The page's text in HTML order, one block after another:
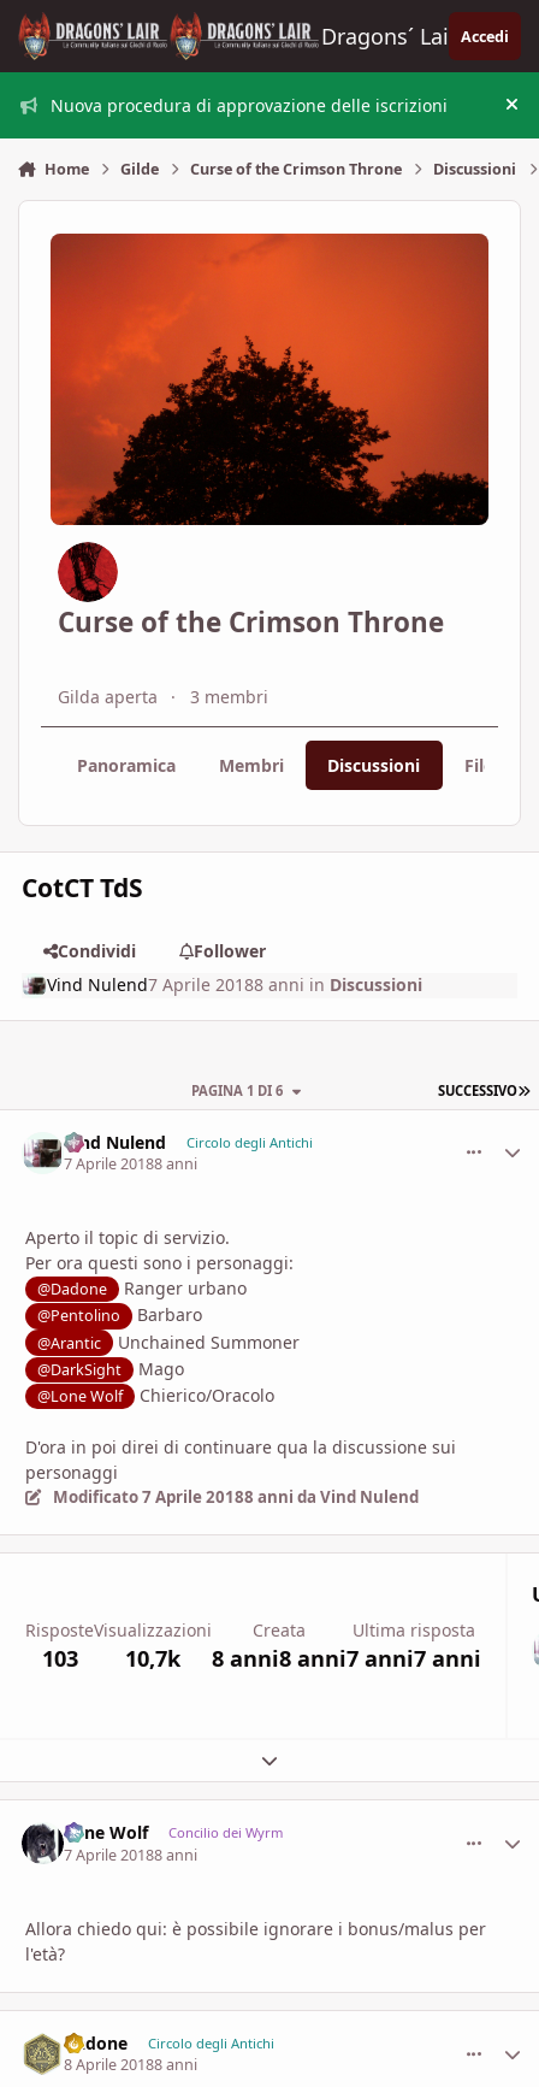
Vai al contenuto
Dragons´ Lair Accedi
Nuova procedura di approvazione delle iscrizioni
Home Gilde Curse of the Crimson Throne Discussioni
Curse of the Crimson Throne
Gilda aperta 3 membri
Panoramica Membri Discussioni File
CotCT TdS
Condividi
Follower
Vind Nulend7 Aprile 20188 anni in Discussioni
SUCCESSIVO
PAGINA 1 DI 6
Vind Nulend Circolo degli Antichi
7 Aprile 20188 anni
Aperto il topic di servizio.
Per ora questi sono i personaggi:
@Dadone Ranger urbano
@Pentolino Barbaro
@Arantic Unchained Summoner
@DarkSight Mago
@Lone Wolf Chierico/Oracolo
D'ora in poi direi di continuare qua la discussione sui
personaggi
Modificato7 Aprile 20188 anni da Vind Nulend
Risposte
103
Visualizzazioni
10,7k
Creata
8 anni8 anni
Ultima risposta
7 anni7 anni
Espandi panoramica del topic
Lone Wolf Concilio dei Wyrm
7 Aprile 20188 anni
Allora chiedo qui: è possibile ignorare i bonus/malus per
l'età?
Dadone Circolo degli Antichi
8 Aprile 20188 anni